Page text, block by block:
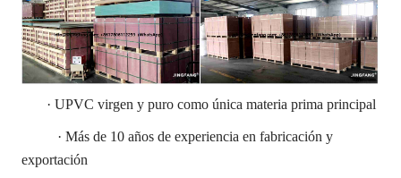
· UPVC virgen y puro como única materia prima principal
· Más de 10 años de experiencia en fabricación y
exportación